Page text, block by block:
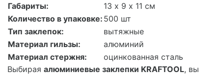
Габариты:
13 х 9 х 11 см
Количество в упаковке: 500 шт
Тип заклепок:
вытяжные
Материал гильзы:
алюминий
Материал стержня:
оцинкованная сталь
Выбирая алюминиевые заклепки KRAFTOOL, вы